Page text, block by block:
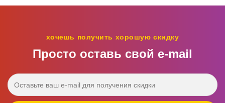
хочешь получить хорошую скидку
Просто оставь свой e‑mail